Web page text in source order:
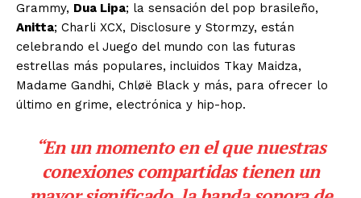
Grammy, Dua Lipa; la sensación del pop brasileño,
Anitta; Charli XCX, Disclosure y Stormzy, están
celebrando el Juego del mundo con las futuras
estrellas más populares, incluidos Tkay Maidza,
Madame Gandhi, Chløë Black y más, para ofrecer lo
último en grime, electrónica y hip-hop.
“En un momento en el que nuestras
conexiones compartidas tienen un